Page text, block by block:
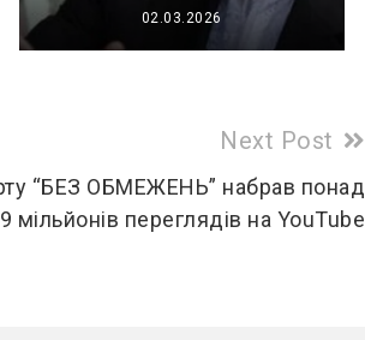
02.03.2026
Next Post
“БЕЗ ОБМЕЖЕНЬ” набрав понад
мільйонів переглядів на YouTube